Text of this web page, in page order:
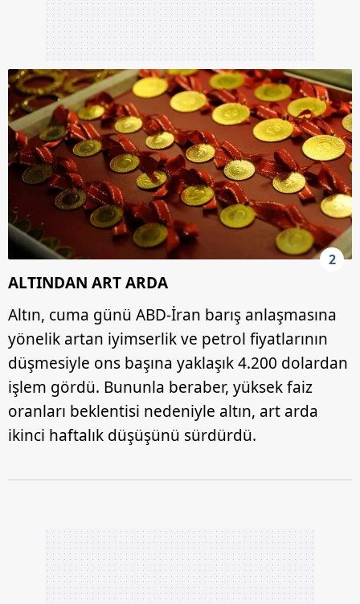
2
ALTINDAN ART ARDA
Altın, cuma günü ABD-İran barış anlaşmasına
yönelik artan iyimserlik ve petrol fiyatlarının
düşmesiyle ons başına yaklaşık 4.200 dolardan
işlem gördü. Bununla beraber, yüksek faiz
oranları beklentisi nedeniyle altın, art arda
ikinci haftalık düşüşünü sürdürdü.